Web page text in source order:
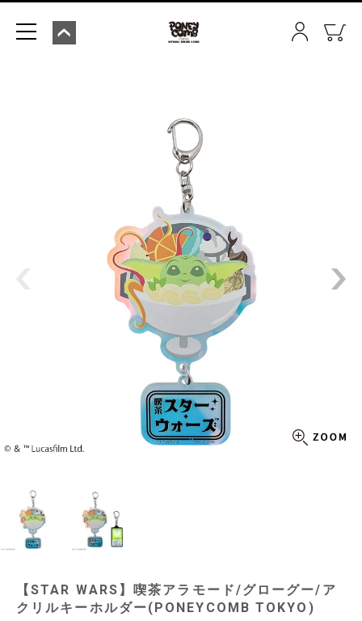
【STAR WARS】喫茶アラモード/グローグー/ア
クリルキーホルダー(PONEYCOMB TOKYO)